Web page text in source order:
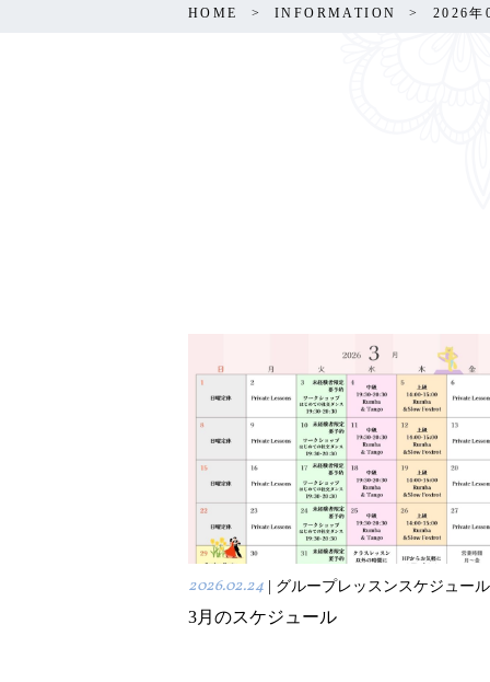
HOME INFORMATION 2026年
2026.02.24 | グループレッスンスケジュール
3月のスケジュール